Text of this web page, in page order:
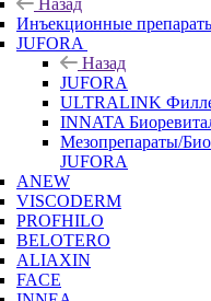
Назад
Инъекционные
JUFORA
Назад
JUFORA
ULTRALINK
INNATA
Мезопрепараты/
JUFORA
ANEW
VISCODERM
PROFHILO
BELOTERO
ALIAXIN
FACE